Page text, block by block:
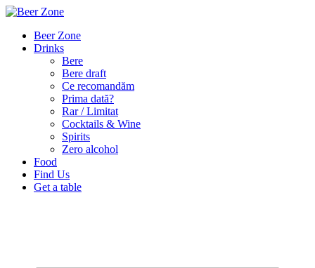
Beer Zone
Drinks
Bere
Bere draft
Ce recomandăm
Prima dată?
Rar / Limitat
Cocktails & Wine
Spirits
Zero alcohol
Food
Find Us
Get a table